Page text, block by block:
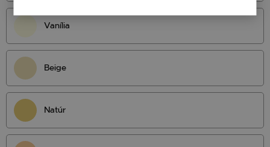
Vanília
Beige
Natúr